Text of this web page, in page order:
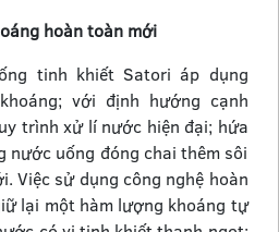
hoàn toàn mới
tinh khiết Satori áp dụng
với định hướng cạnh
trình xử lí nước hiện đại; hứa
nước uống đóng chai thêm sôi
Việc sử dụng công nghệ hoàn
lại một hàm lượng khoáng tự